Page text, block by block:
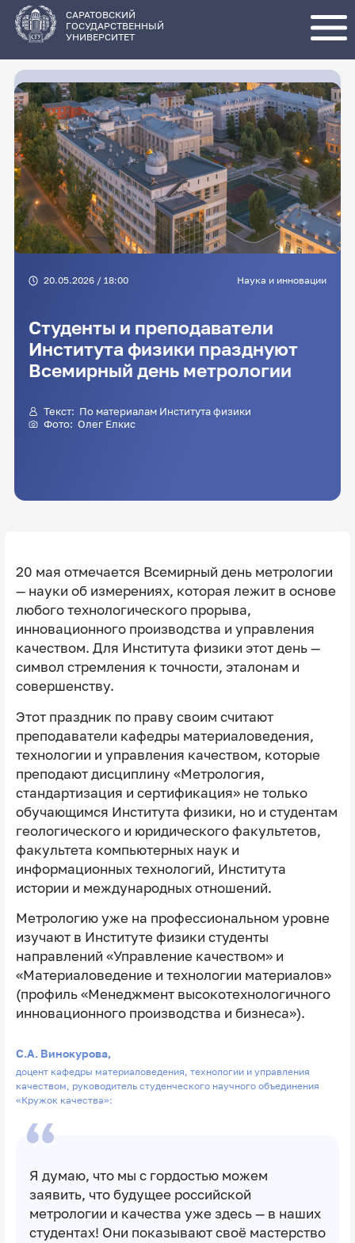
основному
содержанию
САРАТОВСКИЙ
ГОСУДАРСТВЕННЫЙ
УНИВЕРСИТЕТ
20.05.2026 / 18:00 Наука и инновации
Студенты и преподаватели
Института физики празднуют
Всемирный день метрологии
Текст: По материалам Института физики
Фото: Олег Елкис
20 мая отмечается Всемирный день метрологии
— науки об измерениях, которая лежит в основе
любого технологического прорыва,
инновационного производства и управления
качеством. Для Института физики этот день —
символ стремления к точности, эталонам и
совершенству.
Этот праздник по праву своим считают
преподаватели кафедры материаловедения,
технологии и управления качеством, которые
преподают дисциплину «Метрология,
стандартизация и сертификация» не только
обучающимся Института физики, но и студентам
геологического и юридического факультетов,
факультета компьютерных наук и
информационных технологий, Института
истории и международных отношений.
Метрологию уже на профессиональном уровне
изучают в Институте физики студенты
направлений «Управление качеством» и
«Материаловедение и технологии материалов»
(профиль «Менеджмент высокотехнологичного
инновационного производства и бизнеса»).
С.А. Винокурова,
доцент кафедры материаловедения, технологии и управления
качеством, руководитель студенческого научного объединения
«Кружок качества»:
Я думаю, что мы с гордостью можем
заявить, что будущее российской
метрологии и качества уже здесь — в наших
студентах! Они показывают своё мастерство